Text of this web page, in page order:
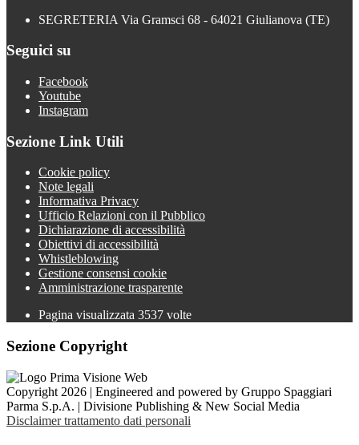
SEGRETERIA Via Gramsci 68 - 64021 Giulianova (TE)
Seguici su
Facebook
Youtube
Instagram
Sezione Link Utili
Cookie policy
Note legali
Informativa Privacy
Ufficio Relazioni con il Pubblico
Dichiarazione di accessibilità
Obiettivi di accessibilità
Whistleblowing
Gestione consensi cookie
Amministrazione trasparente
Pagina visualizzata 3537 volte
Sezione Copyright
Copyright 2026 | Engineered and powered by Gruppo Spaggiari
Parma S.p.A. | Divisione Publishing & New Social Media
Disclaimer trattamento dati personali